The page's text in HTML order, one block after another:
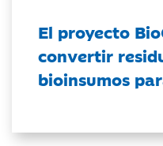
El proyecto
convertir
bioinsumos